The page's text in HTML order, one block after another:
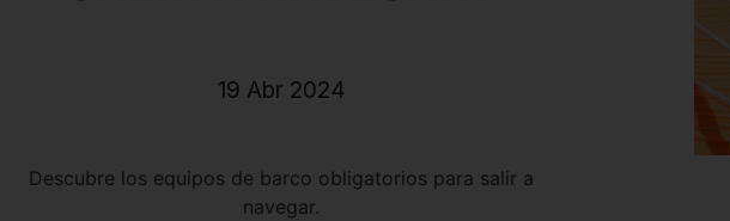
Accesorios
19 Abr 2024
Descubre los equipos de barco obligatorios para salir a
navegar.